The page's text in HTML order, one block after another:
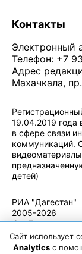
Контакты
Электронный
Телефон: +7
Адрес
Махачкала,
19.04.2019 года
в сфере связи
коммуникаций.
детей)
РИА "Дагестан"
2005-2026
© - Правила
использования
материалов.
Сайт использует
Analytics с